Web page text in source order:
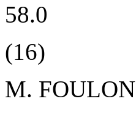
58.0
(16)
M. FOULON